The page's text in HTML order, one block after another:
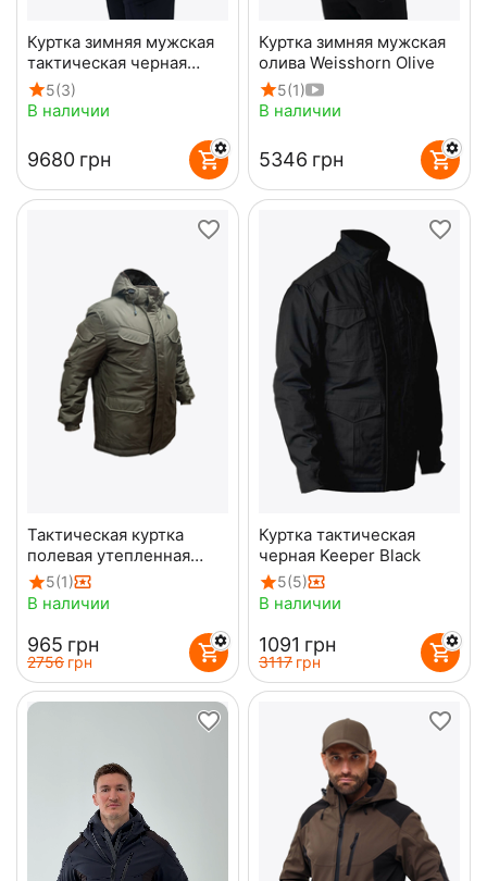
Куртка зимняя мужская
тактическая черная
Mont Blanc Gen3 Black
5(3)
В наличии
‍9680‍ грн
Куртка зимняя мужская
олива Weisshorn Olive
5(1)
В наличии
‍5346‍ грн
Тактическая куртка
полевая утепленная
олива Olive
5(1)
В наличии
‍965‍ грн
‍2756‍ грн
Куртка тактическая
черная Keeper Black
5(5)
В наличии
‍1091‍ грн
‍3117‍ грн